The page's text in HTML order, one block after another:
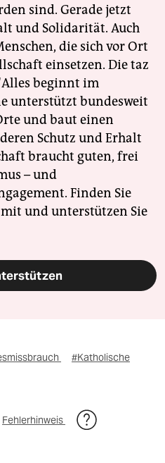
sind. Gerade jetzt
und Solidarität. Auch
die sich vor Ort
einsetzen. Die taz
beginnt im
unterstützt bundesweit
und baut einen
Schutz und Erhalt
braucht guten, frei
– und
Finden Sie
mit und unterstützen Sie
#Katholische
Fehlerhinweis